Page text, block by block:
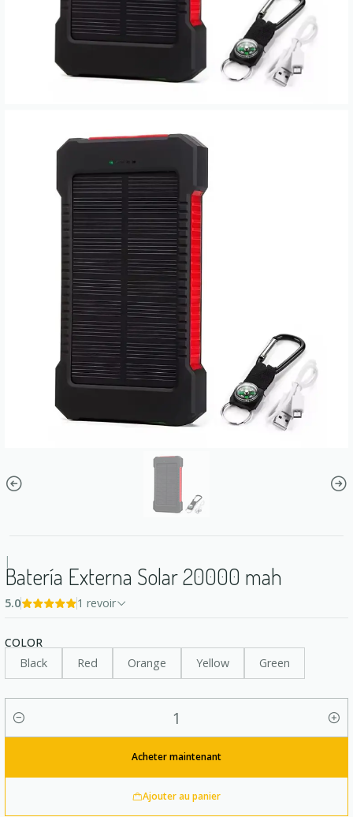
|
Batería Externa Solar 20000 mah
5.0 1 revoir
COLOR
Black
Red Orange Yellow Green
Quantité
Ajouter au panier
Acheter maintenant